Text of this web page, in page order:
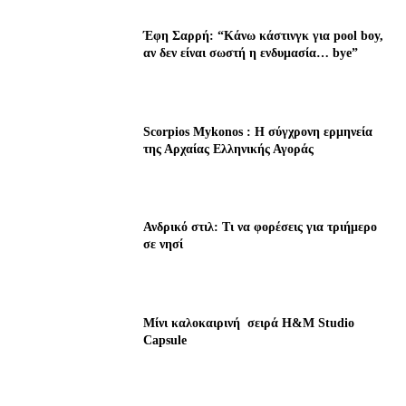
Έφη Σαρρή: “Κάνω κάστινγκ για pool boy,
αν δεν είναι σωστή η ενδυμασία… bye”
Scorpios Mykonos : Η σύγχρονη ερμηνεία
της Αρχαίας Ελληνικής Αγοράς
Ανδρικό στιλ: Τι να φορέσεις για τριήμερο
σε νησί
Μίνι καλοκαιρινή σειρά H&M Studio
Capsule